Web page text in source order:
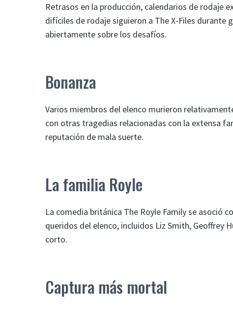
Retrasos en la producción, calendarios de rodaje
difíciles de rodaje siguieron a The X-Files durante
abiertamente sobre los desafíos.
Bonanza
Varios miembros del elenco murieron
con otras tragedias relacionadas con la extensa
reputación de mala suerte.
La familia Royle
La comedia británica The Royle Family se asoció
queridos del elenco, incluidos Liz Smith, Geoffrey
corto.
Captura más mortal